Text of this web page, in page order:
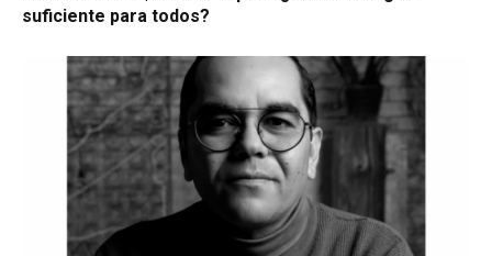
suficiente para todos?